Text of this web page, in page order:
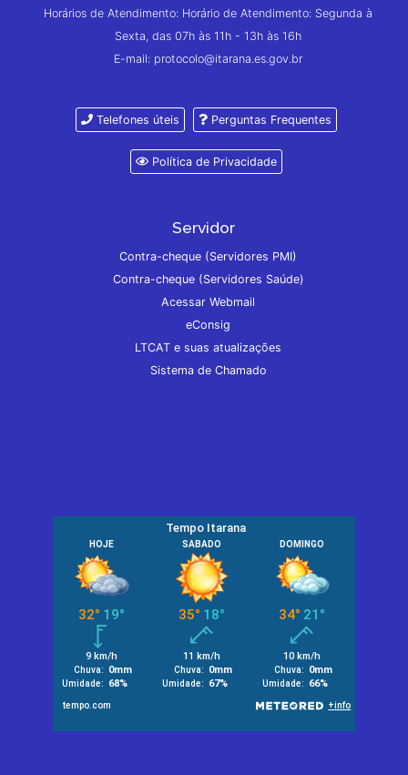
Horários de Atendimento: Horário de Atendimento: Segunda à
Sexta, das 07h às 11h - 13h às 16h
E-mail: protocolo@itarana.es.gov.br
Telefones úteis Perguntas Frequentes
Política de Privacidade
Servidor
Contra-cheque (Servidores PMI)
Contra-cheque (Servidores Saúde)
Acessar Webmail
eConsig
LTCAT e suas atualizações
Sistema de Chamado